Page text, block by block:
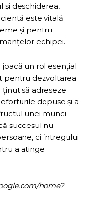
și deschiderea,
este vitală
și pentru
echipei.
un rol esențial
pentru dezvoltarea
ținut să adreseze
depuse și a
unei munci
succesul nu
ci întregului
a atinge
home?